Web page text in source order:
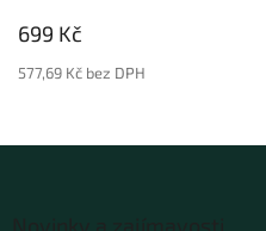
699 Kč
577,69 Kč bez DPH